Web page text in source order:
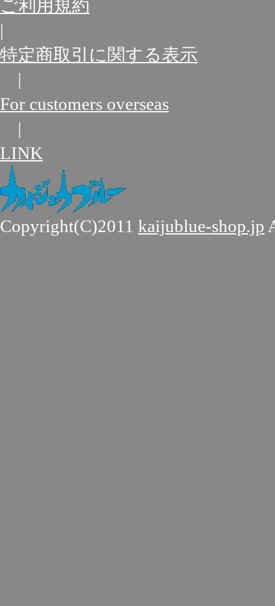
ご利用規約
|
特定商取引に関する表示
|
For customers overseas
|
LINK
Copyright(C)2011 kaijublue-shop.jp